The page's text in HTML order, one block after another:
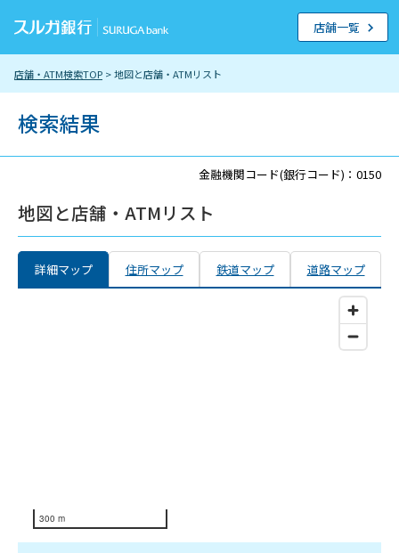
店舗・ATM検索TOP > 地図と店舗・ATMリスト
店舗一覧
検索結果
金融機関コード(銀行コード)：0150
地図と店舗・ATMリスト
詳細マップ 住所マップ 鉄道マップ 道路マップ
300 m